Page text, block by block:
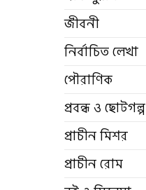
জীবনী
নির্বাচিত লেখা
পৌরাণিক
প্রবন্ধ ও ছোটগল্প
প্রাচীন মিশর
প্রাচীন রোম